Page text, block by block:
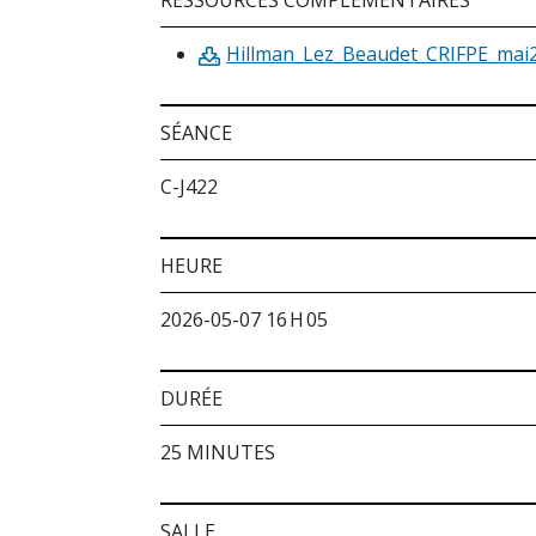
SÉANCE
C-J422
HEURE
2026-05-07 16 H 05
DURÉE
25 MINUTES